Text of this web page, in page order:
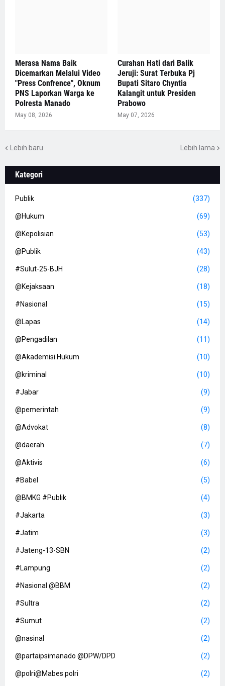
Merasa Nama Baik
Dicemarkan Melalui Video
"Press Confrence", Oknum
PNS Laporkan Warga ke
Polresta Manado
May 08, 2026
Curahan Hati dari Balik
Jeruji: Surat Terbuka Pj
Bupati Sitaro Chyntia
Kalangit untuk Presiden
Prabowo
May 07, 2026
Lebih baru Lebih lama
Kategori
Publik (337)
@Hukum (69)
@Kepolisian (53)
@Publik (43)
#Sulut-25-BJH (28)
@Kejaksaan (18)
#Nasional (15)
@Lapas (14)
@Pengadilan (11)
@Akademisi Hukum (10)
@kriminal (10)
#Jabar (9)
@pemerintah (9)
@Advokat (8)
@daerah (7)
@Aktivis (6)
#Babel (5)
@BMKG #Publik (4)
#Jakarta (3)
#Jatim (3)
#Jateng-13-SBN (2)
#Lampung (2)
#Nasional @BBM (2)
#Sultra (2)
#Sumut (2)
@nasinal (2)
@partaipsimanado @DPW/DPD (2)
@polri@Mabes polri (2)